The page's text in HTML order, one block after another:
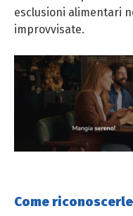
esclusioni alimentari
improvvisate.
Come riconoscerle